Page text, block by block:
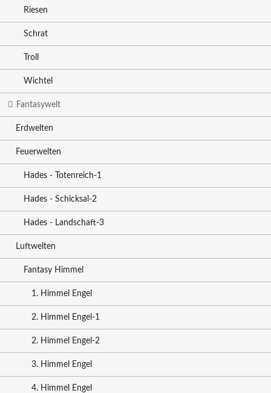
Riesen
Schrat
Troll
Wichtel
Fantasywelt
Erdwelten
Feuerwelten
Hades - Totenreich-1
Hades - Schicksal-2
Hades - Landschaft-3
Luftwelten
Fantasy Himmel
1. Himmel Engel
2. Himmel Engel-1
2. Himmel Engel-2
3. Himmel Engel
4. Himmel Engel